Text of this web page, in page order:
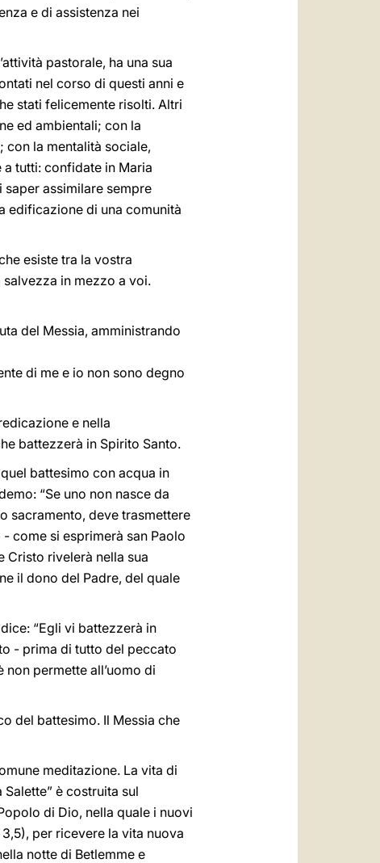
e di assistenza nei
pastorale, ha una sua
nel corso di questi anni e
stati felicemente risolti. Altri
ed ambientali; con la
la mentalità sociale,
tutti: confidate in Maria
saper assimilare sempre
edificazione di una comunità
esiste tra la vostra
in mezzo a voi.
del Messia, amministrando
di me e io non sono degno
e nella
battezzerà in Spirito Santo.
battesimo con acqua in
“Se uno non nasce da
sacramento, deve trasmettere
come si esprimerà san Paolo
Cristo rivelerà nella sua
il dono del Padre, del quale
“Egli vi battezzerà in
- prima di tutto del peccato
permette all’uomo di
del battesimo. Il Messia che
meditazione. La vita di
è costruita sul
di Dio, nella quale i nuovi
3,5), per ricevere la vita nuova
notte di Betlemme e